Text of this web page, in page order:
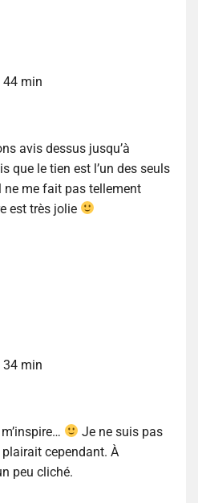
44 min
avis dessus jusqu’à
que le tien est l’un des seuls
ne me fait pas tellement
est très jolie
34 min
Je ne suis pas
cependant. À
peu cliché.